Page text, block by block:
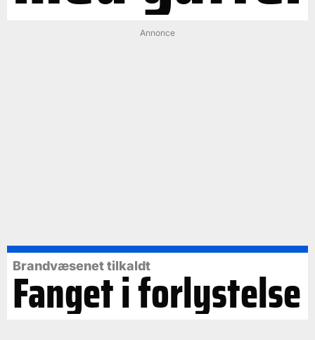
Annonce
Brandvæsenet tilkaldt
Fanget i forlystelse